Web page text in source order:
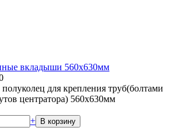
вкладыши 560х630мм
для крепления труб(болтами
центратора) 560х630мм
+ В корзину